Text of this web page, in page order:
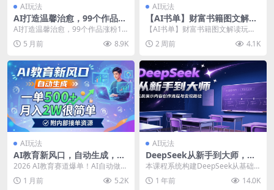
AI玩法
AI打造温馨治愈，99个作品涨
粉131W，涨粉天花板，收益
直接拉满，橱窗带货轻松玩转
AI打造温馨治愈，99个作品涨粉13
1W，涨粉天花板，收益直接拉满，
橱窗带货轻松...
5 月前 8.9K
AI玩法
【AI书单】财富书籍图文解读
玩法，一键直出，几十条视
频，跑出1000单，全流程拆
解，新手也可以上手
【AI书单】财富书籍图文解读玩
法，一键直出，几十条视频，跑出1
000单，全流程拆...
2 周前 4.1K
AI玩法
AI教育新风口，自动生成，一
单500+，月入2W很简单，附
内部接单资源
2026 AI教育赛道爆单！AI自动做教
案、课件、微课，全自动出稿，一
单300~...
1 月前 5.2K
AI玩法
DeepSeek从新手到大师，实
战演示内容创作流程与变现路
径
本课程系统构建DeepSeek从基础
认知到商业变现的全方位能力培养
体系，首先解析...
1 年前 14.0K